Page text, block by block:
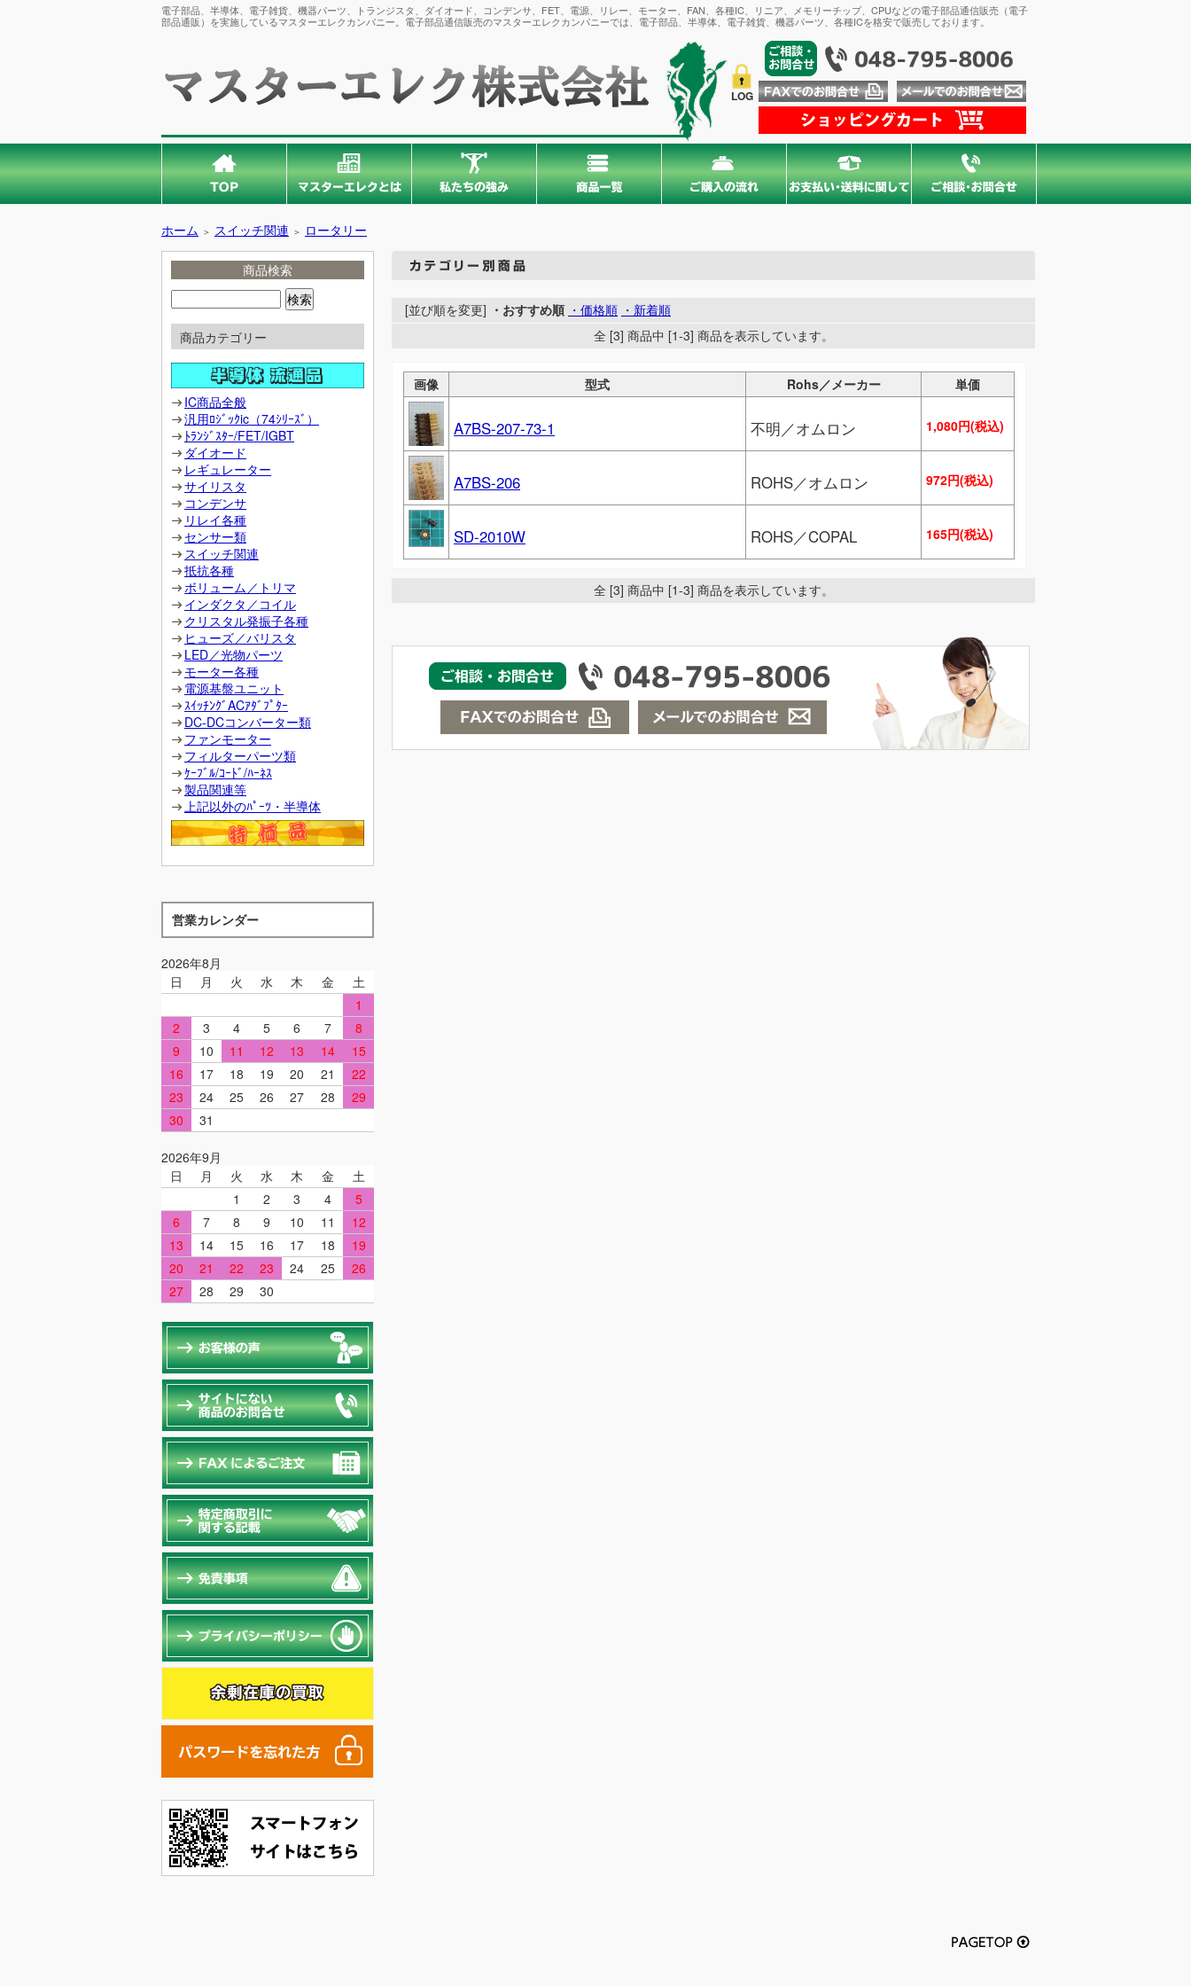
電子部品、半導体、電子雑貨、機器パーツ、トランジスタ、ダイオード、コンデンサ、FET、電源、リレー、モーター、FAN、各種IC、リニア、メモリーチップ、CPUなどの電子部品通信販売（電子
部品通販）を実施しているマスターエレクカンパニー。電子部品通信販売のマスターエレクカンパニーでは、電子部品、半導体、電子雑貨、機器パーツ、各種ICを格安で販売しております。
LOG
ホーム ＞ スイッチ関連 ＞ ロータリー
商品検索
商品カテゴリー
IC商品全般
汎用ﾛｼﾞｯｸic（74ｼﾘｰｽﾞ）
ﾄﾗﾝｼﾞｽﾀｰ/FET/IGBT
ダイオード
レギュレーター
サイリスタ
コンデンサ
リレイ各種
センサー類
スイッチ関連
抵抗各種
ボリューム／トリマ
インダクタ／コイル
クリスタル発振子各種
ヒューズ／バリスタ
LED／光物パーツ
モーター各種
電源基盤ユニット
ｽｲｯﾁﾝｸﾞACｱﾀﾞﾌﾟﾀｰ
DC-DCコンバーター類
ファンモーター
フィルターパーツ類
ｹｰﾌﾞﾙ/ｺｰﾄﾞ/ﾊｰﾈｽ
製品関連等
上記以外のﾊﾟｰﾂ・半導体
営業カレンダー
2026年8月
日
月 火 水 木 金
土
1
2
3 4 5 6 7
8
9
10 11 12 13 14
15
16
17 18 19 20 21
22
23
24 25 26 27 28
29
30
31
2026年9月
日
月 火 水 木 金
土
1
2 3 4
5
6
7 8 9 10 11
12
13
14 15 16 17 18
19
20
21 22 23 24 25
26
27
28 29 30
[並び順を変更] ・おすすめ順 ・価格順 ・新着順
全 [3] 商品中 [1-3] 商品を表示しています。
画像 型式 Rohs／メーカー 単価
A7BS-207-73-1 不明／オムロン 1,080円(税込)
A7BS-206 ROHS／オムロン 972円(税込)
SD-2010W ROHS／COPAL 165円(税込)
全 [3] 商品中 [1-3] 商品を表示しています。